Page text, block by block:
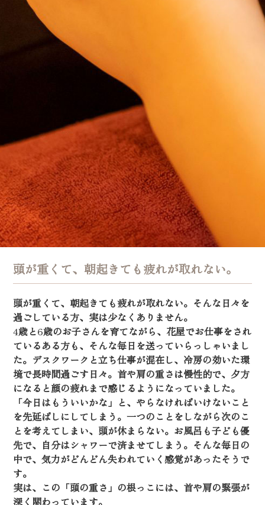
頭が重くて、朝起きても疲れが取れない。
頭が重くて、朝起きても疲れが取れない。そんな日々を
過ごしている方、実は少なくありません。
4歳と6歳のお子さんを育てながら、花屋でお仕事をされ
ているある方も、そんな毎日を送っていらっしゃいまし
た。デスクワークと立ち仕事が混在し、冷房の効いた環
境で長時間過ごす日々。首や肩の重さは慢性的で、夕方
になると顔の疲れまで感じるようになっていました。
「今日はもういいかな」と、やらなければいけないこと
を先延ばしにしてしまう。一つのことをしながら次のこ
とを考えてしまい、頭が休まらない。お風呂も子ども優
先で、自分はシャワーで済ませてしまう。そんな毎日の
中で、気力がどんどん失われていく感覚があったそうで
す。
実は、この「頭の重さ」の根っこには、首や肩の緊張が
深く関わっています。